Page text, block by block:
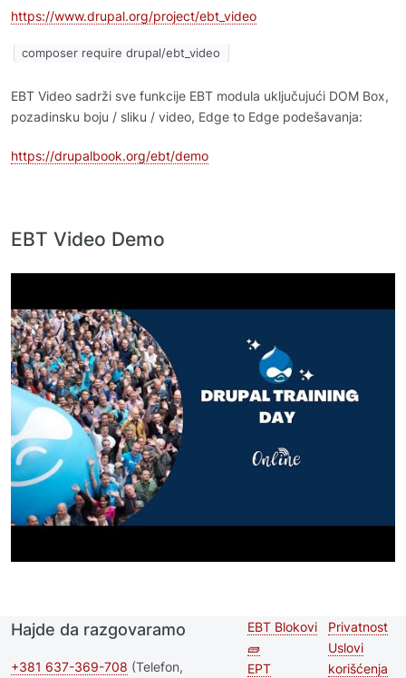
https://www.drupal.org/project/ebt_video
composer require drupal/ebt_video
EBT Video sadrži sve funkcije EBT modula uključujući DOM Box,
pozadinsku boju / sliku / video, Edge to Edge podešavanja:
https://drupalbook.org/ebt/demo
EBT Video Demo
Hajde da razgovaramo
+381 637-369-708 (Telefon,
Second
footer
EBT Blokovi
🧱
EPT
Footer
Privatnost
Uslovi
korišćenja